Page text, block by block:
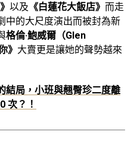
以及 《白蓮花大飯店》 而走
中的大尺度演出而被封為新
格倫·鮑威爾（Glen
》 大賣更是讓她的聲勢越來
結局，小班與翹臀珍二度離
次？！